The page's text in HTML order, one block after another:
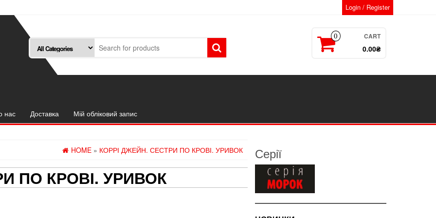
Login / Register
0 CART
0.00₴
нас Доставка Мій обліковий запис
HOME » КОРРІ ДЖЕЙН. СЕСТРИ ПО КРОВІ. УРИВОК
ПО КРОВІ. УРИВОК
Серії